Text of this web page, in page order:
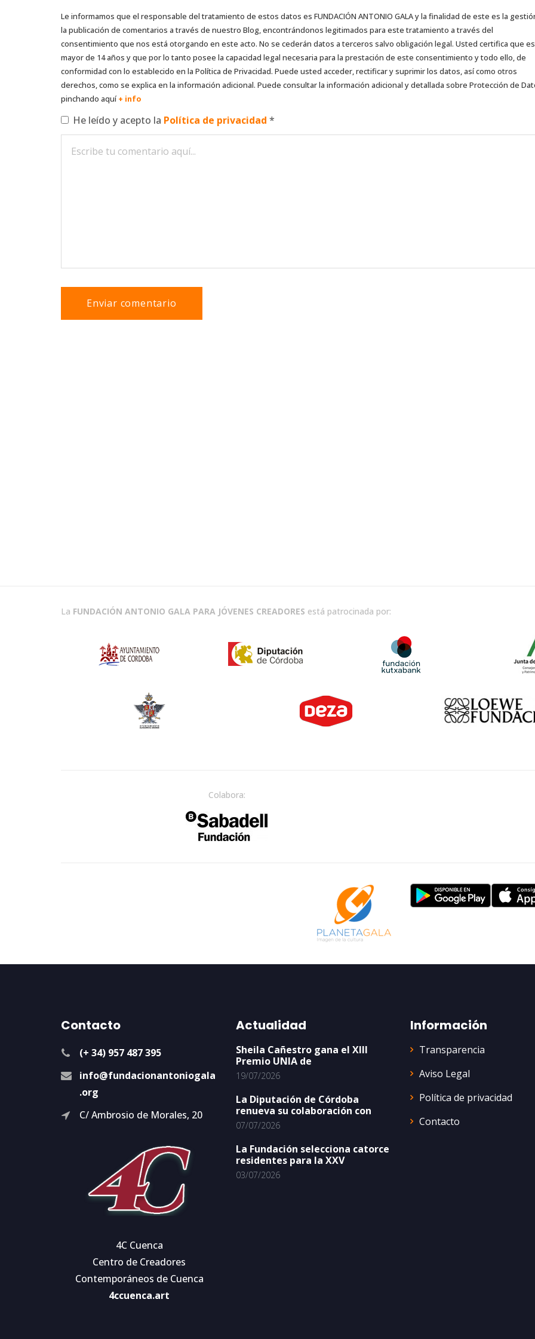
Le informamos que el responsable del tratamiento de estos datos es FUNDACIÓN ANTONIO GALA y la finalidad de este es la
la publicación de comentarios a través de nuestro Blog, encontrándonos legitimados para este tratamiento a través del
consentimiento que nos está otorgando en este acto. No se cederán datos a terceros salvo obligación legal. Usted certifica que es
mayor de 14 años y que por lo tanto posee la capacidad legal necesaria para la prestación de este consentimiento y todo ello, de
conformidad con lo establecido en la Política de Privacidad. Puede usted acceder, rectificar y suprimir los datos, así como otros
derechos, como se explica en la información adicional. Puede consultar la información adicional y detallada sobre Protección de
pinchando aquí+ info
He leído y acepto la Política de privacidad *
La FUNDACIÓN ANTONIO GALA PARA JÓVENES CREADORES está patrocinada por:
Colabora:
Contacto
(+ 34) 957 487 395
info@fundacionantoniogala
.org
C/ Ambrosio de Morales, 20
4C Cuenca
Centro de Creadores
Contemporáneos de Cuenca
4ccuenca.art
Actualidad
Sheila Cañestro gana el XIII
Premio UNIA de
19/07/2026
La Diputación de Córdoba
renueva su colaboración con
07/07/2026
La Fundación selecciona catorce
residentes para la XXV
03/07/2026
Información
Transparencia
Aviso Legal
Política de privacidad
Contacto